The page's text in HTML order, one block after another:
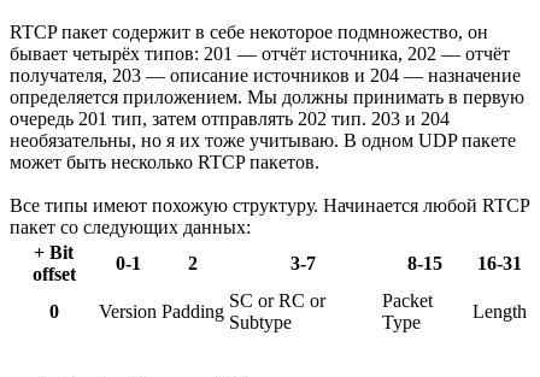
RTCP пакет содержит в себе некоторое подмножество, он
бывает четырёх типов: 201 — отчёт источника, 202 — отчёт
получателя, 203 — описание источников и 204 — назначение
определяется приложением. Мы должны принимать в первую
очередь 201 тип, затем отправлять 202 тип. 203 и 204
необязательны, но я их тоже учитываю. В одном UDP пакете
может быть несколько RTCP пакетов.
Все типы имеют похожую структуру. Начинается любой RTCP
пакет со следующих данных:
+ Bit
offset
0-1 2 3-7 8-15 16-31
0 Version Padding
SC or RC or
Subtype
Packet
Type
Length